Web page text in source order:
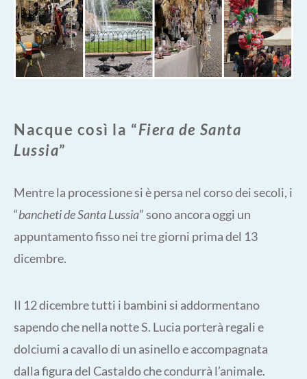
Nacque così la “Fiera de Santa
Lussia”
Mentre la processione si è persa nel corso dei secoli, i
“bancheti de Santa Lussia” sono ancora oggi un
appuntamento fisso nei tre giorni prima del 13
dicembre.
Il 12 dicembre tutti i bambini si addormentano
sapendo che nella notte S. Lucia porterà regali e
dolciumi a cavallo di un asinello e accompagnata
dalla figura del Castaldo che condurrà l’animale.